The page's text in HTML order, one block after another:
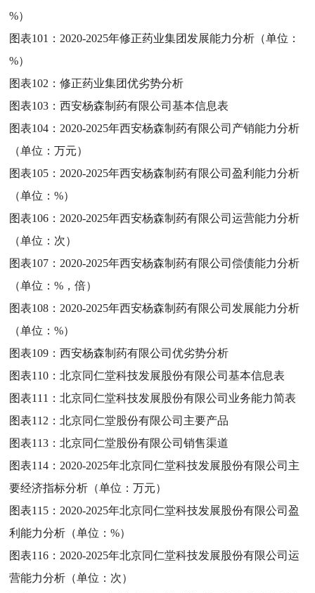
%）
图表101： 2020-2025年修正药业集团发展能力分析（单位：
%）
图表102：修正药业集团优劣势分析
图表103：西安杨森制药有限公司基本信息表
图表104： 2020-2025年西安杨森制药有限公司产销能力分析
（单位：万元）
图表105： 2020-2025年西安杨森制药有限公司盈利能力分析
（单位：%）
图表106： 2020-2025年西安杨森制药有限公司运营能力分析
（单位：次）
图表107： 2020-2025年西安杨森制药有限公司偿债能力分析
（单位：%，倍）
图表108： 2020-2025年西安杨森制药有限公司发展能力分析
（单位：%）
图表109：西安杨森制药有限公司优劣势分析
图表110：北京同仁堂科技发展股份有限公司基本信息表
图表111：北京同仁堂科技发展股份有限公司业务能力简表
图表112：北京同仁堂股份有限公司主要产品
图表113：北京同仁堂股份有限公司销售渠道
图表114： 2020-2025年北京同仁堂科技发展股份有限公司主
要经济指标分析（单位：万元）
图表115： 2020-2025年北京同仁堂科技发展股份有限公司盈
利能力分析（单位：%）
图表116： 2020-2025年北京同仁堂科技发展股份有限公司运
营能力分析（单位：次）